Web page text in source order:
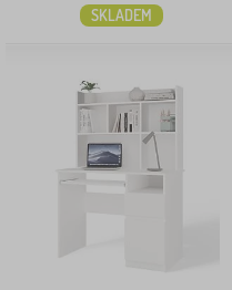
FILTROVÁNÍ
SKLADEM